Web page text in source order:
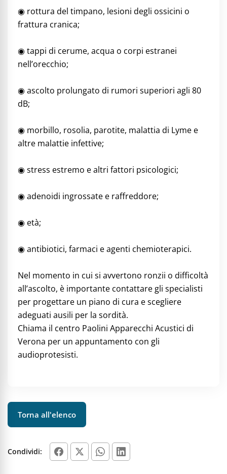
◉ rottura del timpano, lesioni degli ossicini o
frattura cranica;
◉ tappi di cerume, acqua o corpi estranei
nell’orecchio;
◉ ascolto prolungato di rumori superiori agli 80
dB;
◉ morbillo, rosolia, parotite, malattia di Lyme e
altre malattie infettive;
◉ stress estremo e altri fattori psicologici;
◉ adenoidi ingrossate e raffreddore;
◉ età;
◉ antibiotici, farmaci e agenti chemioterapici.
Nel momento in cui si avvertono ronzii o difficoltà
all’ascolto, è importante contattare gli specialisti
per progettare un piano di cura e scegliere
adeguati ausili per la sordità.
Chiama il centro Paolini Apparecchi Acustici di
Verona per un appuntamento con gli
audioprotesisti.
Torna all'elenco
Condividi: